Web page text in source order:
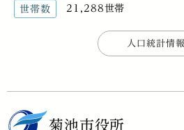
世帯数 21,288世帯
人口統計情報
菊池市役所